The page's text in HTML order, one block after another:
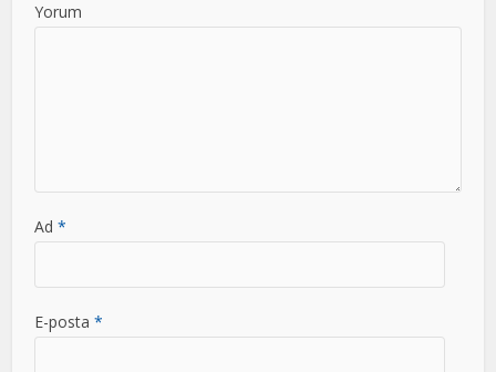
Yorum
Ad*
E-posta*